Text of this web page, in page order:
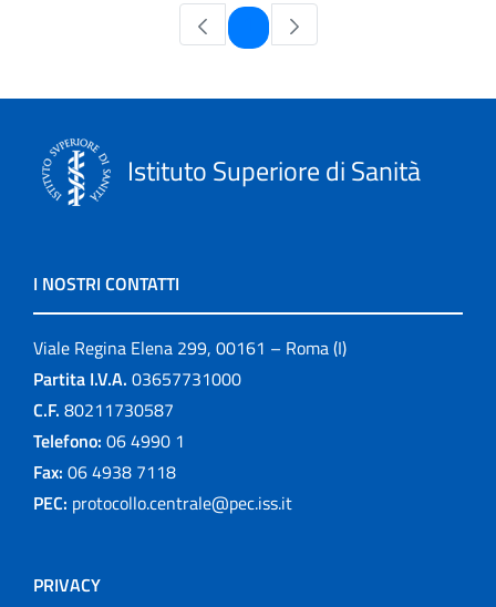
Pagina
Istituto Superiore di Sanità
I NOSTRI CONTATTI
Viale Regina Elena 299, 00161 – Roma (I)
Partita I.V.A. 03657731000
C.F. 80211730587
Telefono: 06 4990 1
Fax: 06 4938 7118
PEC: protocollo.centrale@pec.iss.it
PRIVACY